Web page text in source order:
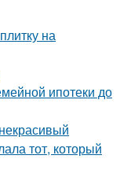
на
ипотеки до
тот, который